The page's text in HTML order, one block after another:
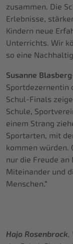
zusammen. Die
Erlebnisse,
Kindern neue
Unterrichts. Wir
so eine
Susanne
Sportdezernentin
Schul-Finals
Schule,
einem Strang
Sportarten, mit
kommen würden.
nur die Freude an
Miteinander und
Menschen.“
Hajo Rosenbrock,